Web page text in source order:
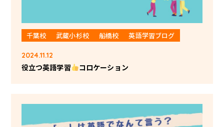
千葉校 武蔵小杉校 船橋校 英語学習ブログ
2024.11.12
役立つ英語学習 コロケーション